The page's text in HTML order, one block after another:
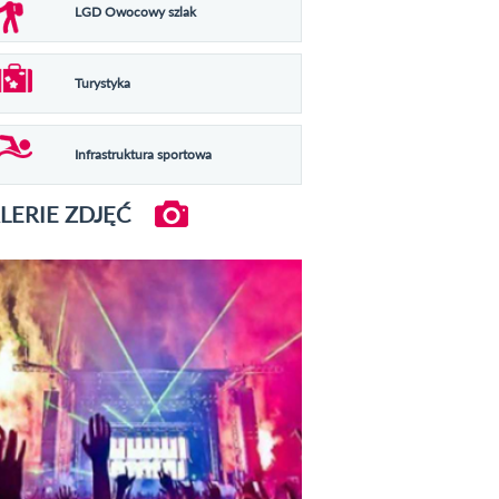
LGD Owocowy szlak
Turystyka
Infrastruktura sportowa
ZDJĘĆ